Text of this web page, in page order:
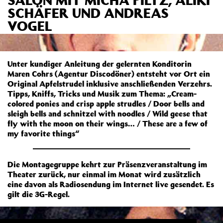
SCHÄFER UND ANDREAS
VOGEL
Unter kundiger Anleitung der gelernten Konditorin
Maren Cohrs (Agentur Discodöner) entsteht vor Ort ein
Original Apfelstrudel inklusive anschließenden Verzehrs.
Tipps, Kniffs, Tricks und Musik zum Thema: „Cream-
colored ponies and crisp apple strudles / Door bells and
sleigh bells and schnitzel with noodles / Wild geese that
fly with the moon on their wings… / These are a few of
my favorite things“
Die Montagegruppe kehrt zur Präsenzveranstaltung im
Theater zurück, nur einmal im Monat wird zusätzlich
eine davon als Radiosendung im Internet live gesendet. Es
gilt die 3G-Regel.